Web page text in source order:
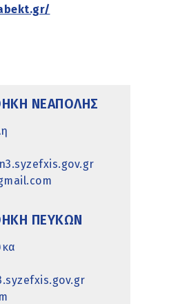
ΝΕΆΠΟΛΗΣ
ΠΕΎΚΩΝ